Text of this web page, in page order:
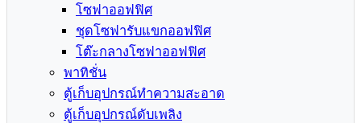
โซฟาออฟฟิศ
ชุดโซฟารับแขกออฟฟิศ
โต๊ะกลางโซฟาออฟฟิศ
พาทิชั่น
ตู้เก็บอุปกรณ์ทำความสะอาด
ตู้เก็บอุปกรณ์ดับเพลิง